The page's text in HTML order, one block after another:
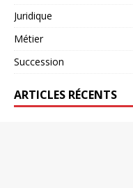
Juridique
Métier
Succession
ARTICLES RÉCENTS